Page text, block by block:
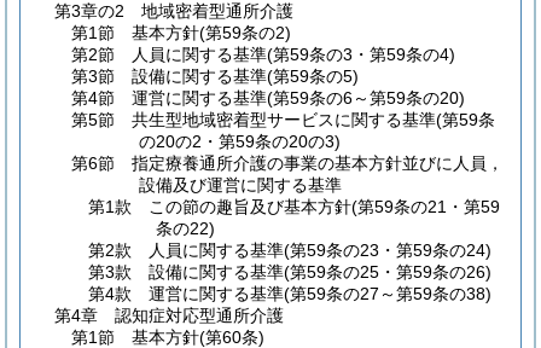
第3章の2
地域密着型通所介護
第1節
基本方針(第59条の2)
第2節
人員に関する基準(第59条の3・第59条の4)
第3節
設備に関する基準(第59条の5)
第4節
運営に関する基準(第59条の6～第59条の20)
第5節
共生型地域密着型サービスに関する基準(第59条
の20の2・第59条の20の3)
第6節
指定療養通所介護の事業の基本方針並びに人員，
設備及び運営に関する基準
第1款
この節の趣旨及び基本方針(第59条の21・第59
条の22)
第2款
人員に関する基準(第59条の23・第59条の24)
第3款
設備に関する基準(第59条の25・第59条の26)
第4款
運営に関する基準(第59条の27～第59条の38)
第4章
認知症対応型通所介護
第1節
基本方針(第60条)